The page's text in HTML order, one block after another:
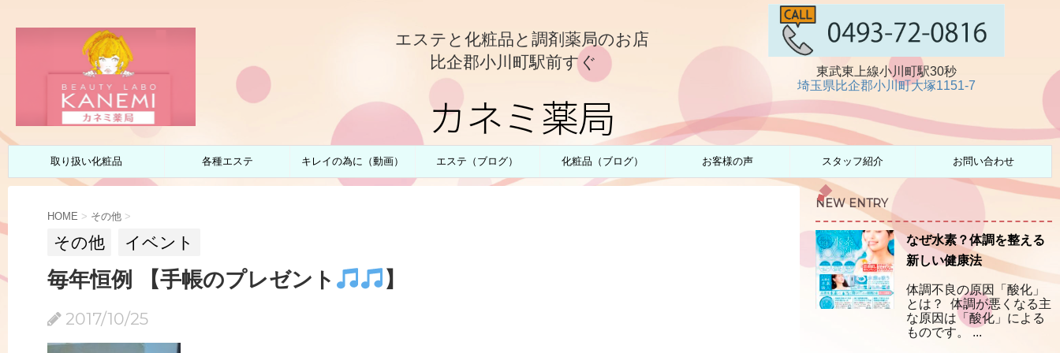
エステと化粧品と調剤薬局のお店
比企郡小川町駅前すぐ
カネミ薬局
東武東上線小川町駅30秒
埼玉県比企郡小川町大塚1151-7
取り扱い化粧品 各種エステ キレイの為に（動画） エステ（ブログ） 化粧品（ブログ） お客様の声 スタッフ紹介 お問い合わせ
HOME > その他 >
その他 イベント
毎年恒例 【手帳のプレゼント 】
2017/10/25
NEW ENTRY
なぜ水素？体調を整える
新しい健康法
体調不良の原因「酸化」
とは？ 体調が悪くなる主
な原因は「酸化」による
ものです。 ...